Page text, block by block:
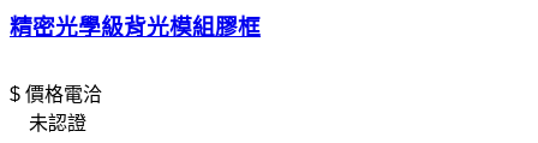
精密光學級背光模組膠框
$ 價格電洽
未認證